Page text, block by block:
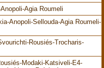
Agia Roumeli
Anopoli-Sellouda-Agia Roumeli-
Rousiés-Trocharis-
Modaki-Katsiveli-E4-